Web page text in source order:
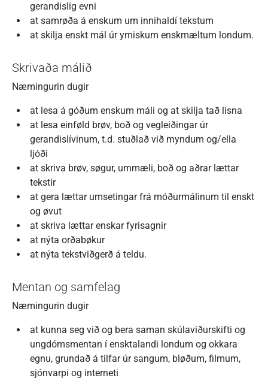
gerandislig evni
at samrøða á enskum um innihaldí tekstum
at skilja enskt mál úr ymiskum enskmæltum londum.
Skrivaða málið
Næmingurin dugir
at lesa á góðum enskum máli og at skilja tað lisna
at lesa einføld brøv, boð og vegleiðingar úr
gerandislívinum, t.d. stuðlað við myndum og/ella
ljóði
at skriva brøv, søgur, ummæli, boð og aðrar lættar
tekstir
at gera lættar umsetingar frá móðurmálinum til enskt
og øvut
at skriva lættar enskar fyrisagnir
at nýta orðabøkur
at nýta tekstviðgerð á teldu.
Mentan og samfelag
Næmingurin dugir
at kunna seg við og bera saman skúlaviðurskifti og
ungdómsmentan í ensktalandi londum og okkara
egnu, grundað á tilfar úr sangum, bløðum, filmum,
sjónvarpi og interneti